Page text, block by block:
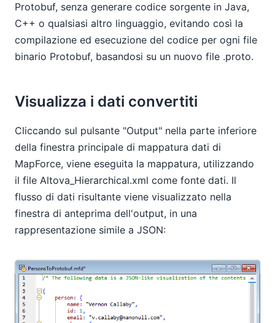
Protobuf, senza generare codice sorgente in Java,
C++ o qualsiasi altro linguaggio, evitando così la
compilazione ed esecuzione del codice per ogni file
binario Protobuf, basandosi su un nuovo file .proto.
Visualizza i dati convertiti
Cliccando sul pulsante "Output" nella parte inferiore
della finestra principale di mappatura dati di
MapForce, viene eseguita la mappatura, utilizzando
il file Altova_Hierarchical.xml come fonte dati. Il
flusso di dati risultante viene visualizzato nella
finestra di anteprima dell'output, in una
rappresentazione simile a JSON: